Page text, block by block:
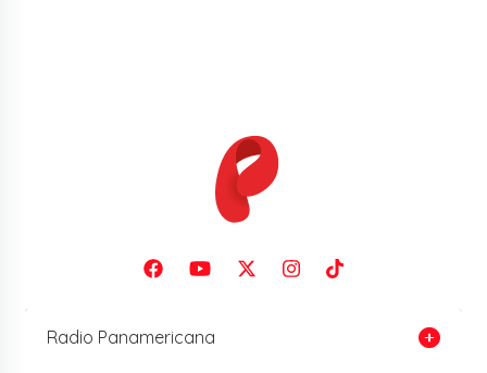
Radio Panamericana